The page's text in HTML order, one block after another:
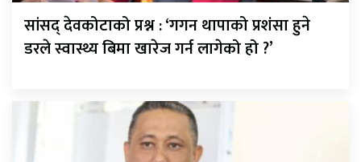
सांसद् देवकोटाको प्रश्न : ‘गगन थापाको प्रशंसा हुने
डरले स्वास्थ्य बिमा खारेज गर्न लागेको हो ?’